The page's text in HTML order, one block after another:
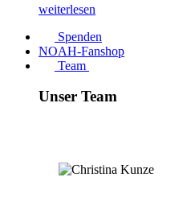
weiterlesen
Spenden
NOAH-Fanshop
Team
Unser Team